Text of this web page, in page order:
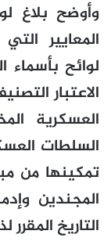
وأوضح بلاغ
المعايير
لوائح بأسماء
الاعتبار
العسكرية
السلطات
تمكينها من
المجندين
التاريخ المقرر